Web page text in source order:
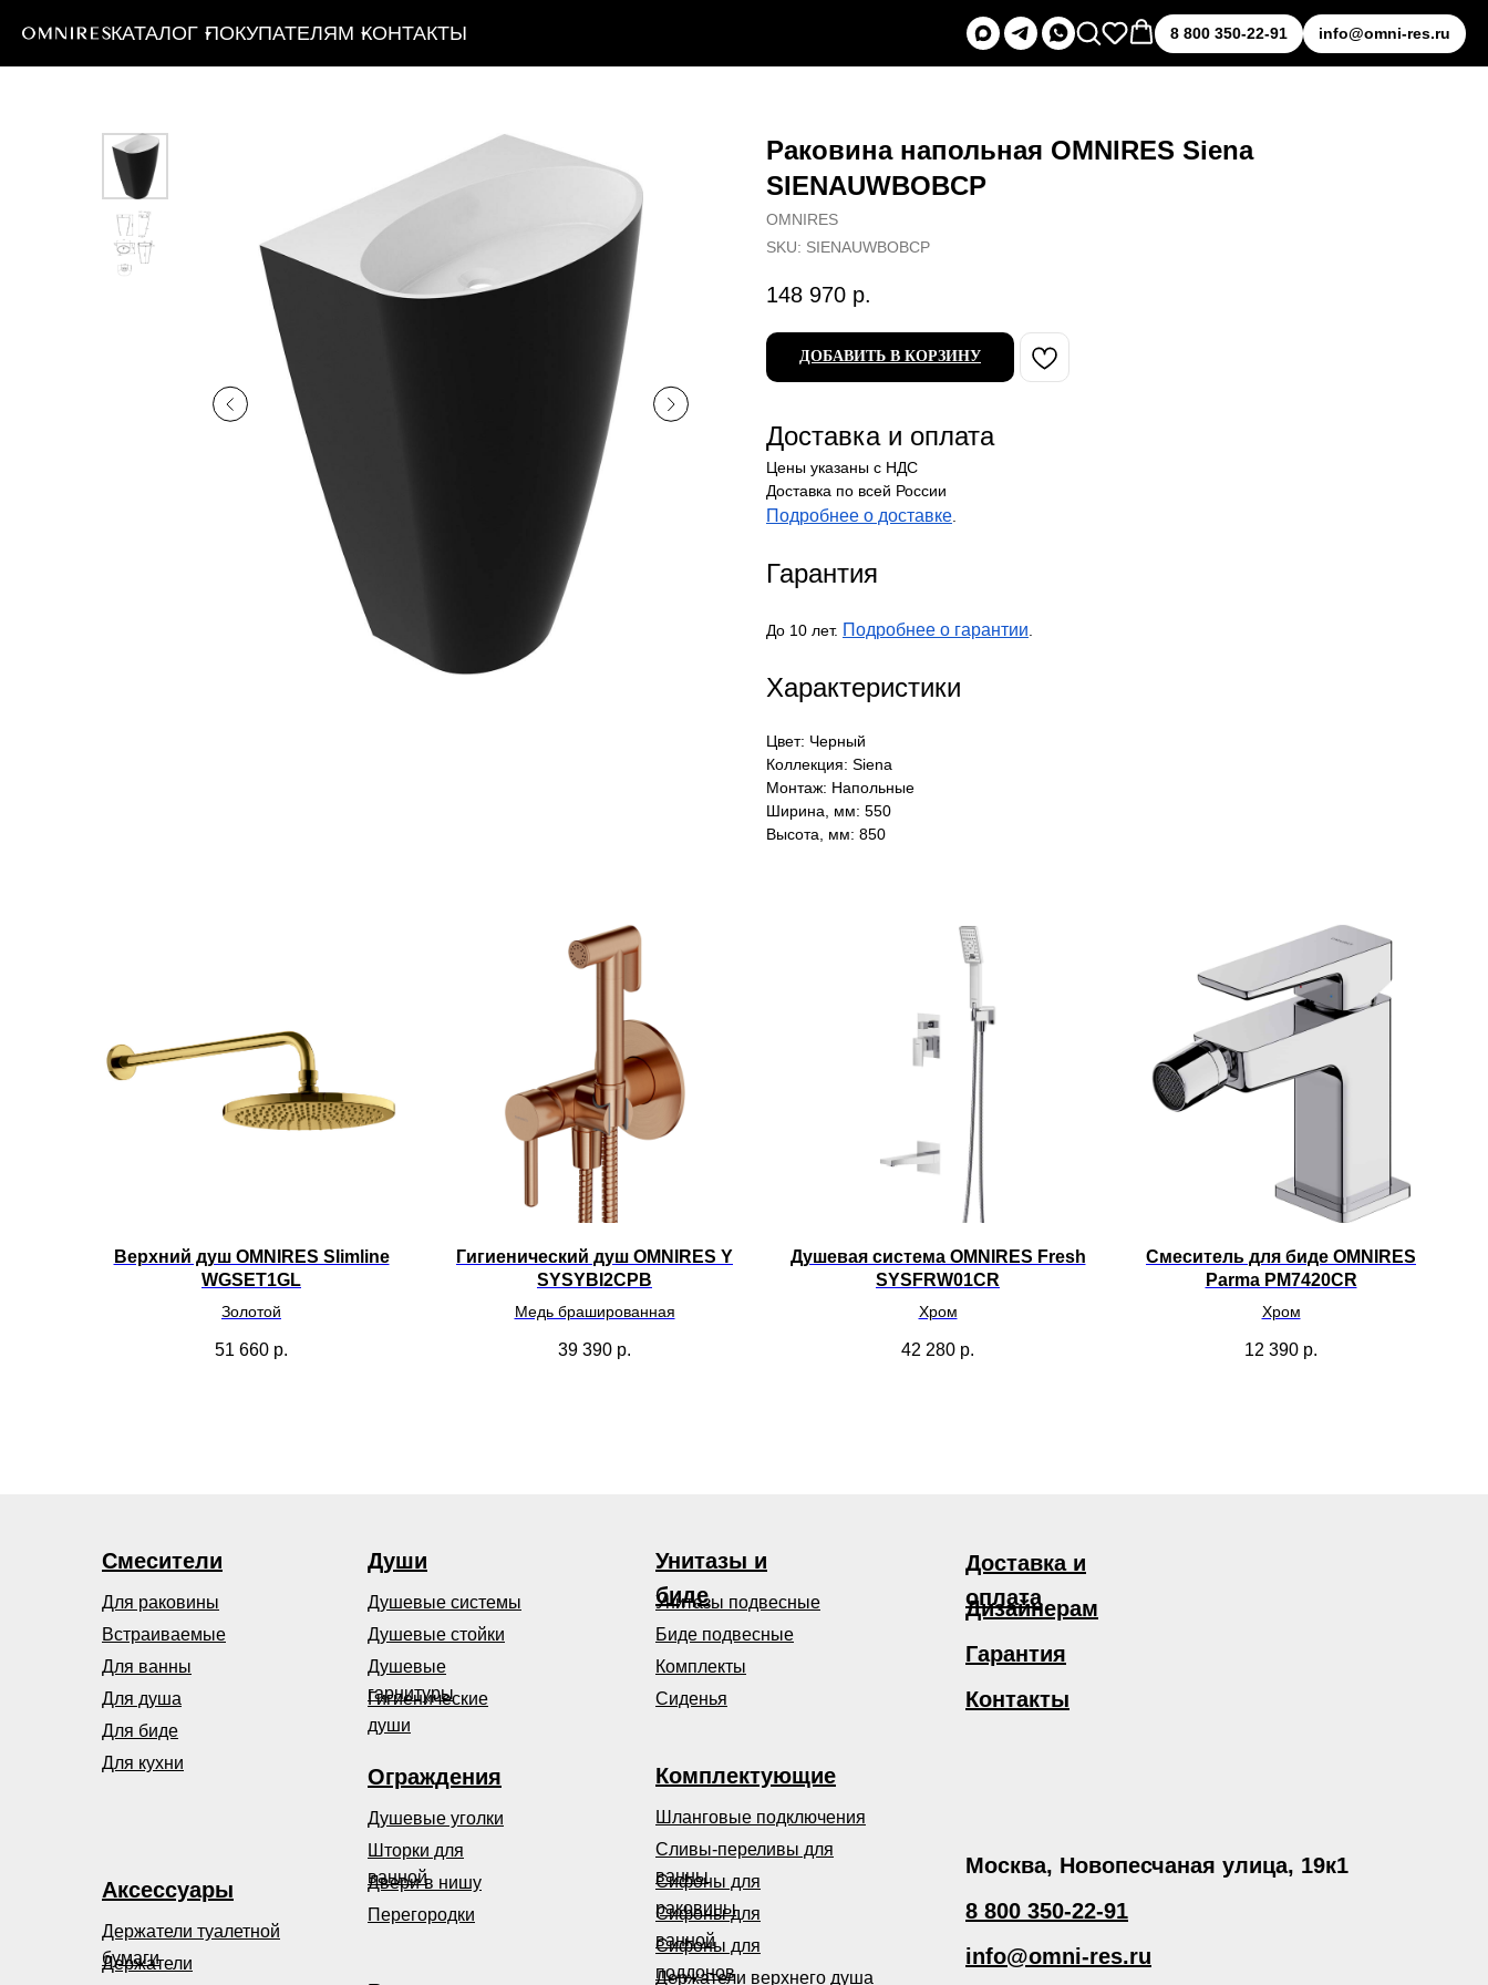
КАТАЛОГ ПОКУПАТЕЛЯМ КОНТАКТЫ 8 800 350-22-91 info@omni-res.ru
Раковина напольная OMNIRES Siena
SIENAUWBOBCP
OMNIRES
SKU: SIENAUWBOBCP
148 970 р.
ДОБАВИТЬ В КОРЗИНУ
Доставка и оплата
Цены указаны с НДС
Доставка по всей России
Подробнее о доставке.
Гарантия
До 10 лет. Подробнее о гарантии.
Характеристики
Цвет: Черный
Коллекция: Siena
Монтаж: Напольные
Ширина, мм: 550
Высота, мм: 850
Верхний душ OMNIRES Slimline
WGSET1GL
Золотой
51 660 р.
Гигиенический душ OMNIRES Y
SYSYBI2CPB
Медь брашированная
39 390 р.
Душевая система OMNIRES Fresh
SYSFRW01CR
Хром
42 280 р.
Смеситель для биде OMNIRES
Parma PM7420CR
Хром
12 390 р.
Смесители Души
Душевые
гарнитуры
Душевые системы
Гигиенические
души
Держатели
Держатели туалетной
бумаги
Сифоны для
поддонов
Держатели верхнего душа
Сливы-переливы для
ванны
Сифоны для
ванной
Шланговые подключения
Сифоны для
раковины
Унитазы и
биде
Унитазы подвесные
Биде подвесные
Комплекты
Встраиваемые
Для биде
Для ванны
Для душа
Для раковины
Для кухни
Ограждения
Душевые уголки
Шторки для
ванной
Двери в нишу
Перегородки
Аксессуары
Комплектующие
Дизайнерам
Доставка и
оплата
Москва, Новопесчаная улица, 19к1
8 800 350-22-91
info@omni-res.ru
Гарантия
Контакты
Душевые стойки
Сиденья